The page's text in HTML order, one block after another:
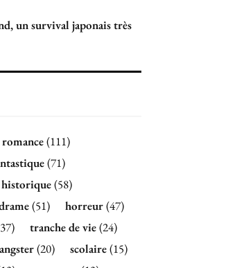
un survival japonais très
romance(111)
(71)
historique(58)
(51) horreur(47)
tranche de vie(24)
(20) scolaire(15)